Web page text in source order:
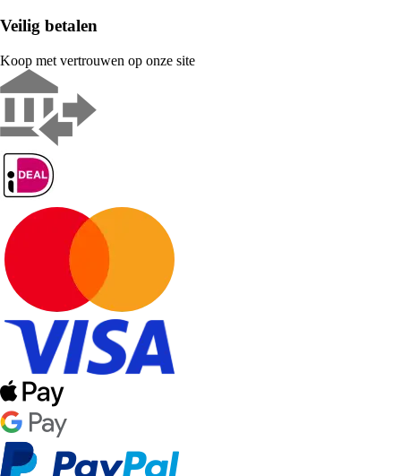
Veilig betalen
Koop met vertrouwen op onze site